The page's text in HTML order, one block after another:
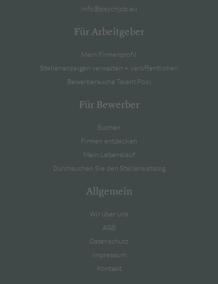
info@psychjob.eu
Für Arbeitgeber
Mein Firmenprofil
Stellenanzeigen verwalten + veröffentlichen
Bewerbersuche Talent Pool
Für Bewerber
Suchen
Firmen entdecken
Mein Lebenslauf
Durchsuchen Sie den Stellenkatalog
Allgemein
Wir über uns
AGB
Datenschutz
Impressum
Kontakt